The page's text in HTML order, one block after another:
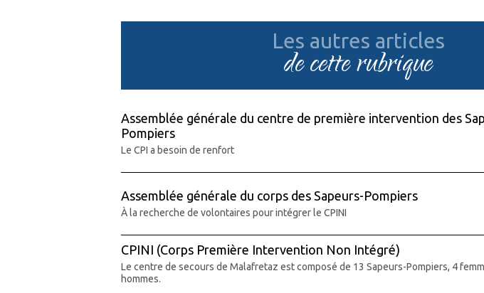
Les autres articles
de cette rubrique
Assemblée générale du centre de première intervention des
Pompiers
Le CPI a besoin de renfort
Assemblée générale du corps des Sapeurs-Pompiers
À la recherche de volontaires pour intégrer le CPINI
CPINI (Corps Première Intervention Non Intégré)
Le centre de secours de Malafretaz est composé de 13 Sapeurs-Pompiers, 4
hommes.